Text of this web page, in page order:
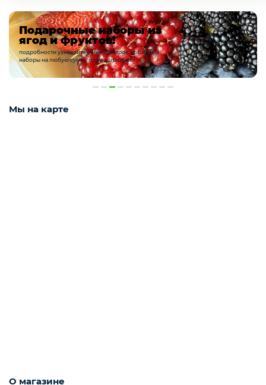
Молоко, молочные продукты
Орехи и сухофрукты
Подарочные наборы из
ягод и фруктов!
подробности узнавайте у менеджеров. собираем
наборы на любую сумму под ваш бюджет
Мы на карте
О магазине